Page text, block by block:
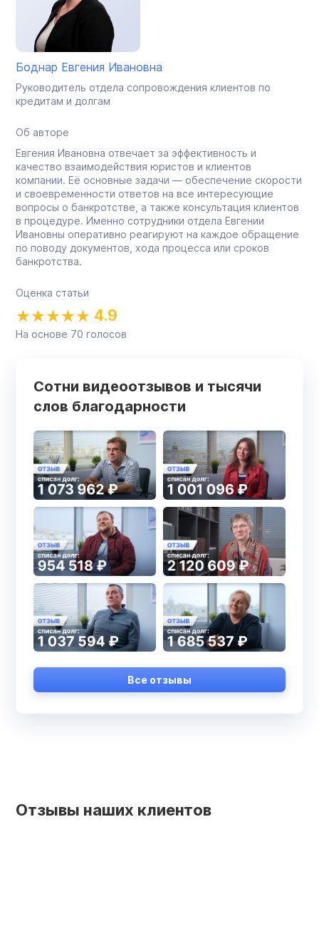
Боднар Евгения Ивановна
Руководитель отдела сопровождения клиентов по
кредитам и долгам
Об авторе
Евгения Ивановна отвечает за эффективность и
качество взаимодействия юристов и клиентов
компании. Её основные задачи — обеспечение скорости
и своевременности ответов на все интересующие
вопросы о банкротстве, а также консультация клиентов
в процедуре. Именно сотрудники отдела Евгении
Ивановны оперативно реагируют на каждое обращение
по поводу документов, хода процесса или сроков
банкротства.
Оценка статьи
4.9
На основе 70 голосов
Сотни видеоотзывов и тысячи
слов благодарности
Все отзывы
Отзывы наших клиентов